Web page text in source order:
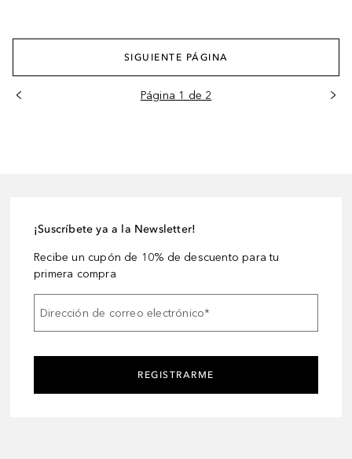
SIGUIENTE PÁGINA
Página 1 de 2
¡Suscríbete ya a la Newsletter!
Recibe un cupón de 10% de descuento para tu
primera compra
Dirección de correo electrónico*
REGISTRARME